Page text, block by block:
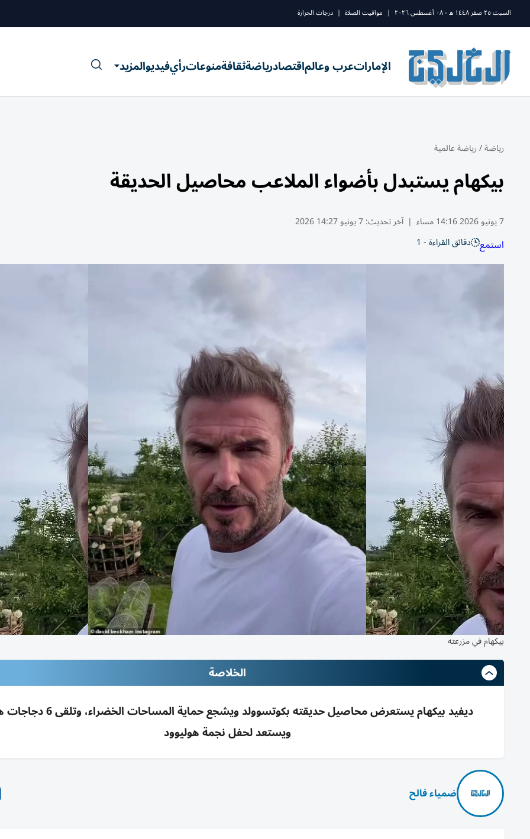
السبت ٢٥ صفر ١٤٤٨ ه - ٠٨ أغسطس ٢٠٢٦ | مواقيت الصلاة | درجات الحرارة
الإماراتعرب وعالماقتصادرياضةثقافةمنوعاترأيفيديوالمزيد
رياضة/رياضة عالمية
بيكهام يستبدل بأضواء الملاعب محاصيل الحديقة
7 يونيو 2026 14:16 مساء | آخر تحديث:7 يونيو 14:27 2026
استمع دقائق القراءة - 1
بيكهام في مزرعته
الخلاصة
ديفيد بيكهام يستعرض محاصيل حديقته بكوتسوولد ويشجع حماية
ويستعد لحفل نجمة هوليوود
ضمياء فالح